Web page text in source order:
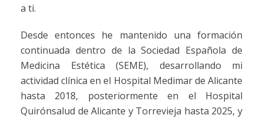
a ti.
Desde entonces he mantenido una formación
continuada dentro de la Sociedad Española de
Medicina Estética (SEME), desarrollando mi
actividad clínica en el Hospital Medimar de Alicante
hasta 2018, posteriormente en el Hospital
Quirónsalud de Alicante y Torrevieja hasta 2025, y